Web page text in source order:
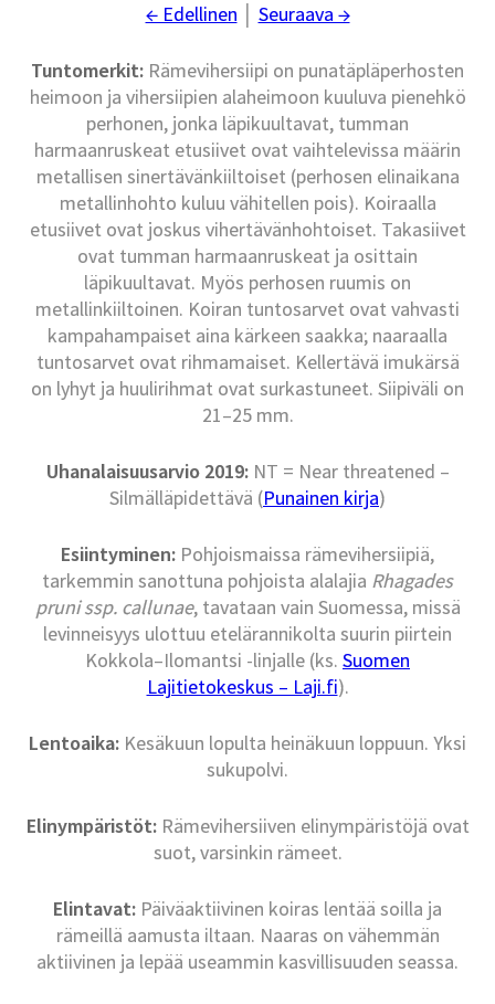
← Edellinen Seuraava →
Tuntomerkit: Rämevihersiipi on punatäpläperhosten
heimoon ja vihersiipien alaheimoon kuuluva pienehkö
perhonen, jonka läpikuultavat, tumman
harmaanruskeat etusiivet ovat vaihtelevissa määrin
metallisen sinertävänkiiltoiset (perhosen elinaikana
metallinhohto kuluu vähitellen pois). Koiraalla
etusiivet ovat joskus vihertävänhohtoiset. Takasiivet
ovat tumman harmaanruskeat ja osittain
läpikuultavat. Myös perhosen ruumis on
metallinkiiltoinen. Koiran tuntosarvet ovat vahvasti
kampahampaiset aina kärkeen saakka; naaraalla
tuntosarvet ovat rihmamaiset. Kellertävä imukärsä
on lyhyt ja huulirihmat ovat surkastuneet. Siipiväli on
21–25 mm.
Uhanalaisuusarvio 2019:NT = Near threatened –
Silmälläpidettävä (Punainen kirja)
Esiintyminen: Pohjoismaissa rämevihersiipiä,
tarkemmin sanottuna pohjoista alalajia Rhagades
pruni ssp. callunae, tavataan vain Suomessa, missä
levinneisyys ulottuu etelärannikolta suurin piirtein
Kokkola–Ilomantsi -linjalle (ks. Suomen
Lajitietokeskus – Laji.fi).
Lentoaika: Kesäkuun lopulta heinäkuun loppuun. Yksi
sukupolvi.
Elinympäristöt:Rämevihersiiven elinympäristöjä ovat
suot, varsinkin rämeet.
Elintavat: Päiväaktiivinen koiras lentää soilla ja
rämeillä aamusta iltaan. Naaras on vähemmän
aktiivinen ja lepää useammin kasvillisuuden seassa.